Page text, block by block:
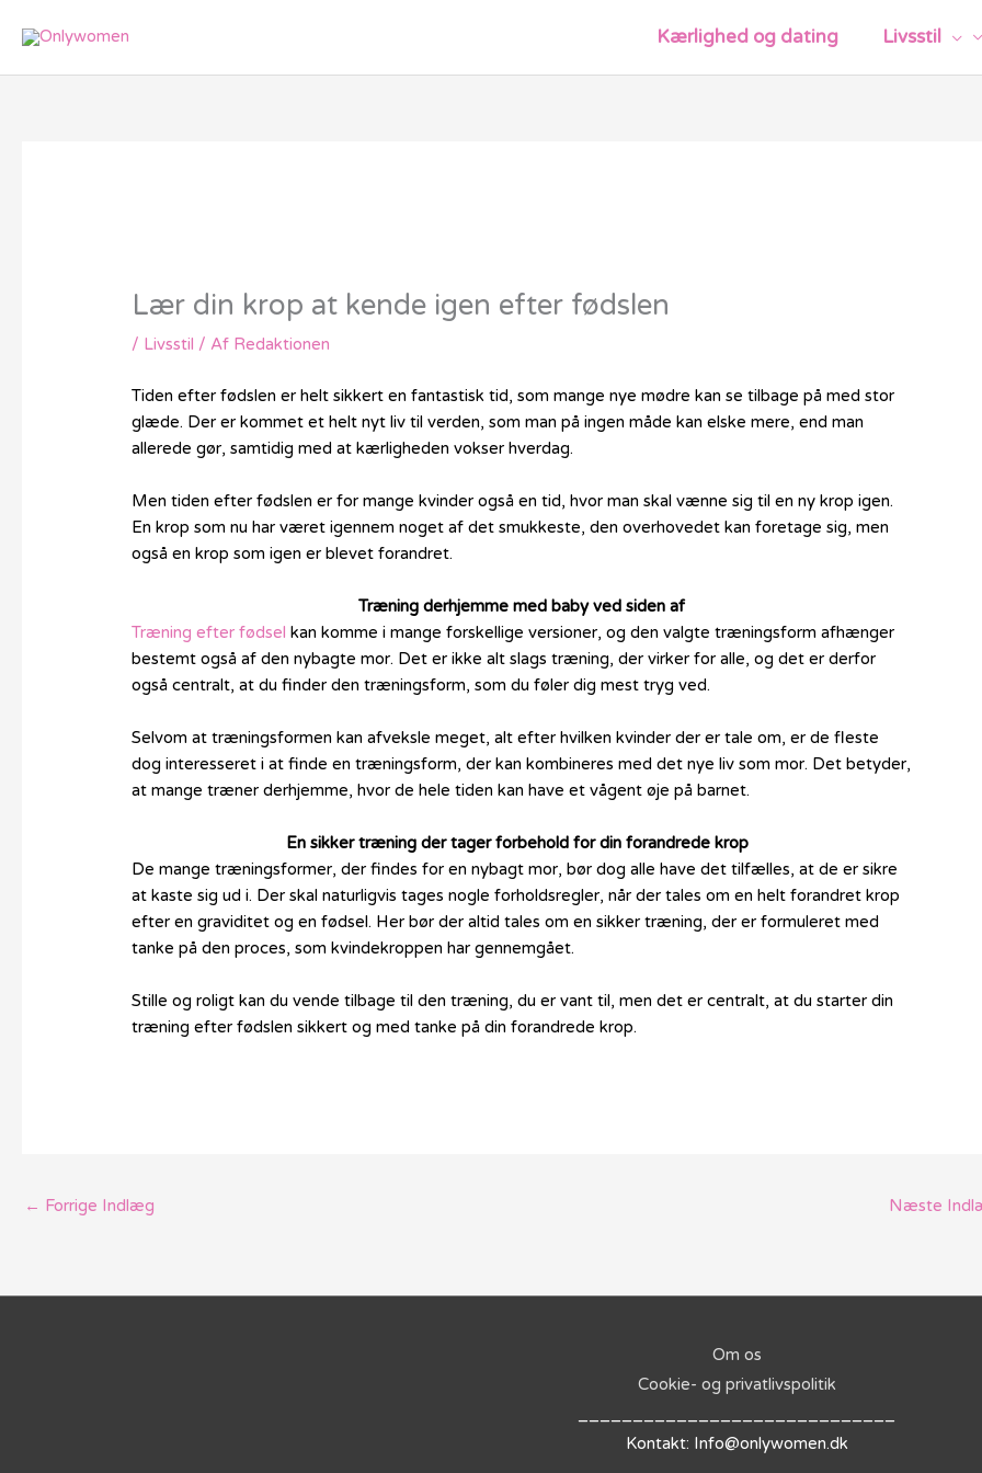
Kærlighed og dating Livsstil
Lær din krop at kende igen efter fødslen
/ Livsstil / Af Redaktionen
Tiden efter fødslen er helt sikkert en fantastisk tid, som mange nye mødre kan se tilbage på med stor
glæde. Der er kommet et helt nyt liv til verden, som man på ingen måde kan elske mere, end man
allerede gør, samtidig med at kærligheden vokser hverdag.
Men tiden efter fødslen er for mange kvinder også en tid, hvor man skal vænne sig til en ny krop igen.
En krop som nu har været igennem noget af det smukkeste, den overhovedet kan foretage sig, men
også en krop som igen er blevet forandret.
Træning derhjemme med baby ved siden af
Træning efter fødsel kan komme i mange forskellige versioner, og den valgte træningsform afhænger
bestemt også af den nybagte mor. Det er ikke alt slags træning, der virker for alle, og det er derfor
også centralt, at du finder den træningsform, som du føler dig mest tryg ved.
Selvom at træningsformen kan afveksle meget, alt efter hvilken kvinder der er tale om, er de fleste
dog interesseret i at finde en træningsform, der kan kombineres med det nye liv som mor. Det betyder,
at mange træner derhjemme, hvor de hele tiden kan have et vågent øje på barnet.
En sikker træning der tager forbehold for din forandrede krop
De mange træningsformer, der findes for en nybagt mor, bør dog alle have det tilfælles, at de er sikre
at kaste sig ud i. Der skal naturligvis tages nogle forholdsregler, når der tales om en helt forandret krop
efter en graviditet og en fødsel. Her bør der altid tales om en sikker træning, der er formuleret med
tanke på den proces, som kvindekroppen har gennemgået.
Stille og roligt kan du vende tilbage til den træning, du er vant til, men det er centralt, at du starter din
træning efter fødslen sikkert og med tanke på din forandrede krop.
← Forrige Indlæg Næste
Om os
Cookie- og privatlivspolitik
Kontakt: Info@onlywomen.dk